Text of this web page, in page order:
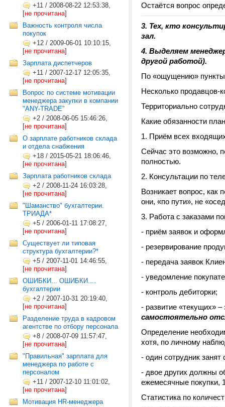
+11 / 2008-08-22 12:53:38,
[не прочитана]
Важность контроля числа
покупок
+12 / 2009-06-01 10:10:15,
[не прочитана]
Зарплата диспетчеров
+11 / 2007-12-17 12:05:35,
[не прочитана]
Вопрос по системе мотивации
менеджера закупки в компании
"ANY-TRADE"
+2 / 2008-06-05 15:46:26,
[не прочитана]
О зарплате работников склада
и отдела снабжения
+18 / 2015-05-21 18:06:46,
[не прочитана]
Зарплата работников склада
+2 / 2008-11-24 16:03:28,
[не прочитана]
"Шаманство" бухгалтерии.
ТРИАДА*
+5 / 2006-01-11 17:08:27,
[не прочитана]
Существует ли типовая
структура бухгалтерии?*
+5 / 2007-11-01 14:46:55,
[не прочитана]
ОШИБКИ... ОШИБКИ....
бухгалтерии
+2 / 2007-10-31 20:19:40,
[не прочитана]
Разделение труда в кадровом
агентстве по отбору персонала
+8 / 2008-07-09 11:57:47,
[не прочитана]
"Правильная" зарплата для
менеджера по работе с
персоналом
+11 / 2007-12-10 11:01:02,
[не прочитана]
Мотивация HR-менеджера
Остаётся вопрос
3. Тех, кто
зал.
4. Выделяем
другой работой).
По «ощущению»
Несколько продавцов-
Территориально
Какие обязанности
1. Приём всех
Сейчас это возможно,
полностью.
2. Консультации по
Возникает вопрос, как
они, «по пути», не
3. Работа с заказами
- приём заявок и
- резервирование
- передача заявок
- уведомление
- контроль дебиторки;
- развитие «текущих»
самостоятельно
Определение
хотя, по личному
- один сотрудник
- двое других должны
ежемесячные покупки,
Статистика по